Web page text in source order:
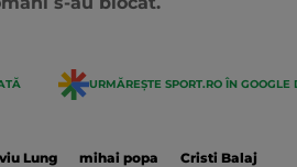
URMĂREȘTE SPORT.RO ÎN GOOGLE
Lung mihai popa Cristi Balaj